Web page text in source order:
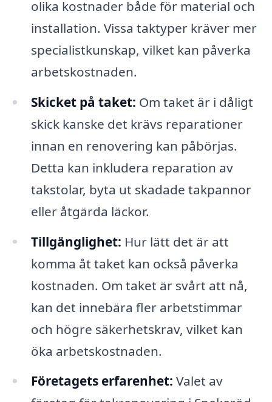
olika kostnader både för material och
installation. Vissa taktyper kräver mer
specialistkunskap, vilket kan påverka
arbetskostnaden.
Skicket på taket: Om taket är i dåligt
skick kanske det krävs reparationer
innan en renovering kan påbörjas.
Detta kan inkludera reparation av
takstolar, byta ut skadade takpannor
eller åtgärda läckor.
Tillgänglighet: Hur lätt det är att
komma åt taket kan också påverka
kostnaden. Om taket är svårt att nå,
kan det innebära fler arbetstimmar
och högre säkerhetskrav, vilket kan
öka arbetskostnaden.
Företagets erfarenhet: Valet av